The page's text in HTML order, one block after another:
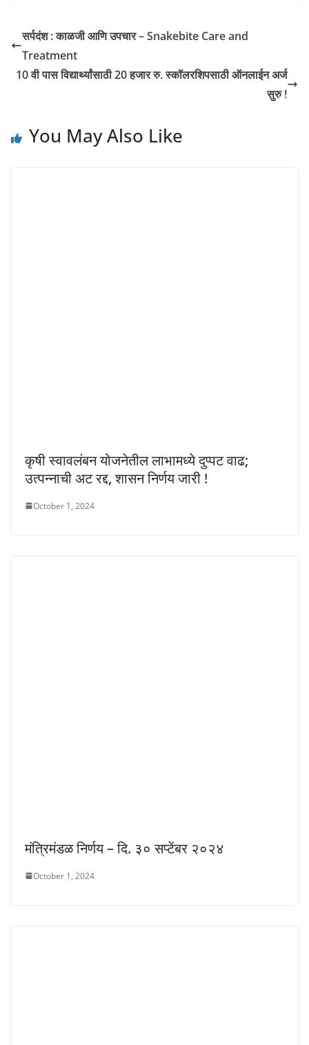
सर्पदंश : काळजी आणि उपचार – Snakebite Care and
Treatment
10 वी पास विद्यार्थ्यांसाठी 20 हजार रु. स्कॉलरशिपसाठी ऑनलाईन अर्ज
सुरु !
You May Also Like
कृषी स्वावलंबन योजनेतील लाभामध्ये दुप्पट वाढ;
उत्पन्नाची अट रद्द, शासन निर्णय जारी !
October 1, 2024
मंत्रिमंडळ निर्णय – दि. ३० सप्टेंबर २०२४
October 1, 2024